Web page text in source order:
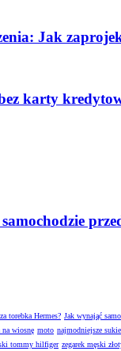
Jak
karty
torebka Hermes? Jak wynająć
na wiosnę moto najmodniejsze
tommy hilfiger zegarek męski